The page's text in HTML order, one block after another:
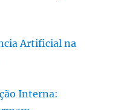
Artificial na
Interna: